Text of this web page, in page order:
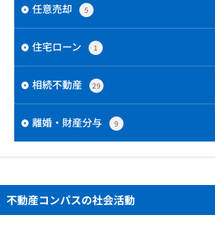
任意売却 5
住宅ローン 1
相続不動産 29
離婚・財産分与 9
不動産コンパスの社会活動